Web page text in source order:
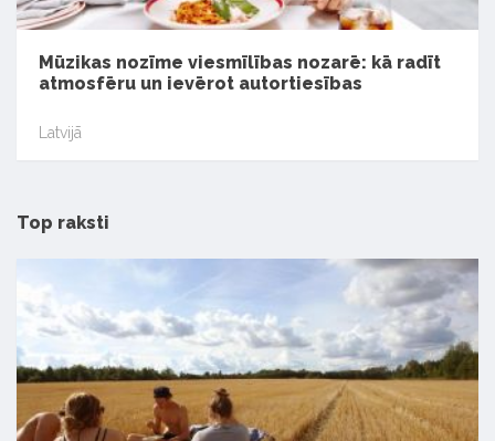
Mūzikas nozīme viesmīlības nozarē: kā radīt
atmosfēru un ievērot autortiesības
Latvijā
Top raksti